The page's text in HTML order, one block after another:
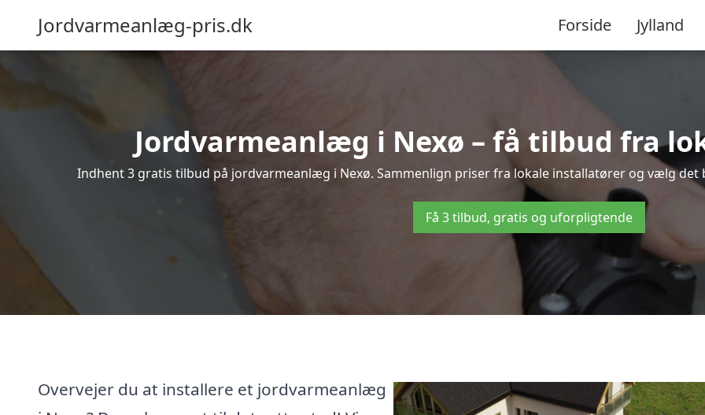
Jordvarmeanlæg-pris.dk Forside Jylland
Jordvarmeanlæg i Nexø – få tilbud fra
Indhent 3 gratis tilbud på jordvarmeanlæg i Nexø. Sammenlign priser fra lokale installatører og vælg
Få 3 tilbud, gratis og uforpligtende
Overvejer du at installere et jordvarmeanlæg